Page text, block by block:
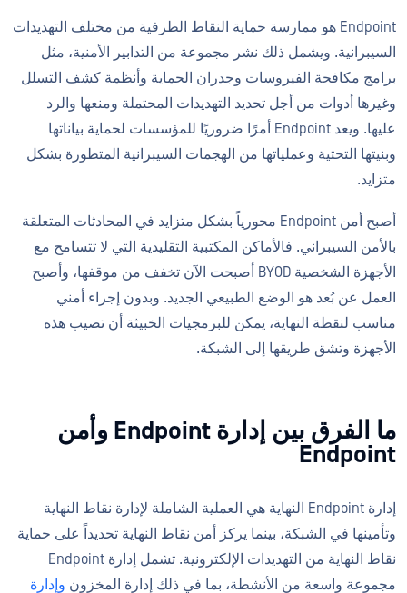
Endpoint هو ممارسة حماية النقاط الطرفية من مختلف التهديدات
السيبرانية. ويشمل ذلك نشر مجموعة من التدابير الأمنية، مثل
برامج مكافحة الفيروسات وجدران الحماية وأنظمة كشف التسلل
وغيرها أدوات من أجل تحديد التهديدات المحتملة ومنعها والرد
عليها. ويعد Endpoint أمرًا ضروريًا للمؤسسات لحماية بياناتها
وبنيتها التحتية وعملياتها من الهجمات السيبرانية المتطورة بشكل
متزايد.
أصبح أمن Endpoint محورياً بشكل متزايد في المحادثات المتعلقة
بالأمن السيبراني. فالأماكن المكتبية التقليدية التي لا تتسامح مع
الأجهزة الشخصية BYOD أصبحت الآن تخفف من موقفها، وأصبح
العمل عن بُعد هو الوضع الطبيعي الجديد. وبدون إجراء أمني
مناسب لنقطة النهاية، يمكن للبرمجيات الخبيثة أن تصيب هذه
الأجهزة وتشق طريقها إلى الشبكة.
ما الفرق بين إدارة Endpoint وأمن
Endpoint
إدارة Endpoint النهاية هي العملية الشاملة لإدارة نقاط النهاية
وتأمينها في الشبكة، بينما يركز أمن نقاط النهاية تحديداً على حماية
نقاط النهاية من التهديدات الإلكترونية. تشمل إدارة Endpoint
مجموعة واسعة من الأنشطة، بما في ذلك إدارة المخزون وإدارة